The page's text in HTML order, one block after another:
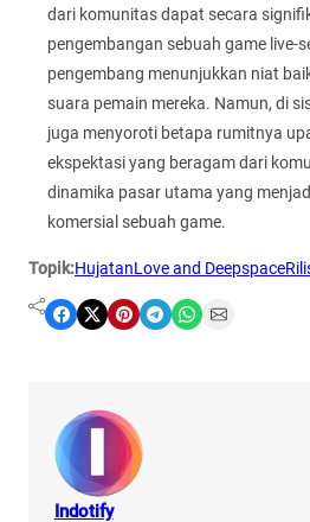
dari komunitas dapat secara
pengembangan sebuah game live-
pengembang menunjukkan niat
suara pemain mereka. Namun, di
juga menyoroti betapa rumitnya
ekspektasi yang beragam dari
dinamika pasar utama yang
komersial sebuah game.
Topik:HujatanLove and Deepspace
Share on Facebook Share on X Share on Pinterest Share on Telegram Share on WhatsApp Share on Email
Indotify